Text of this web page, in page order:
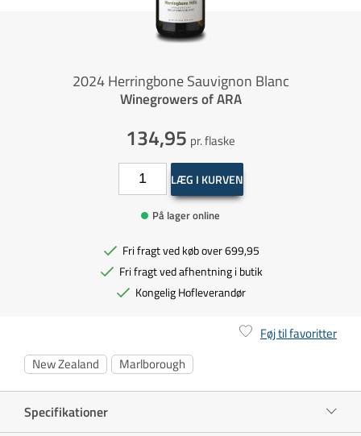
2024 Herringbone Sauvignon Blanc
Winegrowers of ARA
134,95 pr. flaske
LÆG I KURVEN
På lager online
Fri fragt ved køb over 699,95
Fri fragt ved afhentning i butik
Kongelig Hofleverandør
Føj til favoritter
New Zealand
Marlborough
Specifikationer